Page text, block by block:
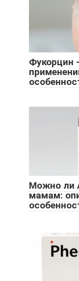
Фукорцин
Можно ли
мамам: